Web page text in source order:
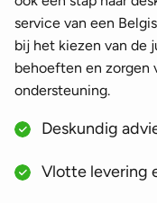
service van een
bij het kiezen van de
behoeften en zorgen
ondersteuning.
Deskundig
Vlotte levering